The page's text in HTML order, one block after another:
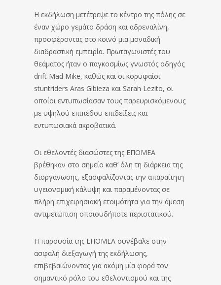
Η εκδήλωση μετέτρεψε το κέντρο της πόλης σε
έναν χώρο γεμάτο δράση και αδρεναλίνη,
προσφέροντας στο κοινό μια μοναδική
διαδραστική εμπειρία. Πρωταγωνιστές του
θεάματος ήταν ο παγκοσμίως γνωστός οδηγός
drift Mad Mike, καθώς και οι κορυφαίοι
stuntriders Aras Gibieza και Sarah Lezito, οι
οποίοι εντυπωσίασαν τους παρευρισκόμενους
με υψηλού επιπέδου επιδείξεις και
εντυπωσιακά ακροβατικά.
Οι εθελοντές διασώστες της ΕΠΟΜΕΑ
βρέθηκαν στο σημείο καθ’ όλη τη διάρκεια της
διοργάνωσης, εξασφαλίζοντας την απαραίτητη
υγειονομική κάλυψη και παραμένοντας σε
πλήρη επιχειρησιακή ετοιμότητα για την άμεση
αντιμετώπιση οποιουδήποτε περιστατικού.
Η παρουσία της ΕΠΟΜΕΑ συνέβαλε στην
ασφαλή διεξαγωγή της εκδήλωσης,
επιβεβαιώνοντας για ακόμη μία φορά τον
σημαντικό ρόλο του εθελοντισμού και της